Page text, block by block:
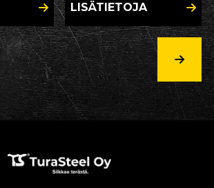
LISÄTIETOJA